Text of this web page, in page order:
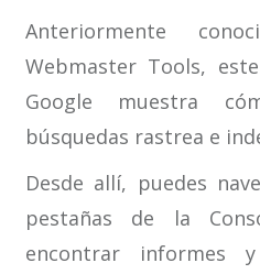
Anteriormente
Webmaster Tools,
Google muestra
búsquedas rastrea e
Desde allí, puedes
pestañas de la
encontrar informes